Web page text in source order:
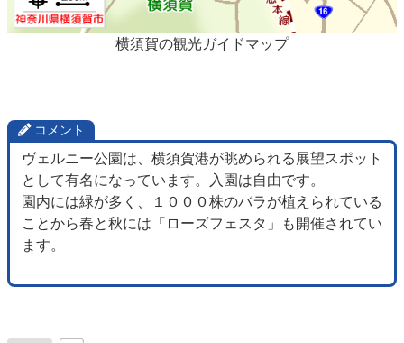
横須賀の観光ガイドマップ
コメント
ヴェルニー公園は、横須賀港が眺められる展望スポット
として有名になっています。入園は自由です。
園内には緑が多く、１０００株のバラが植えられている
ことから春と秋には「ローズフェスタ」も開催されてい
ます。